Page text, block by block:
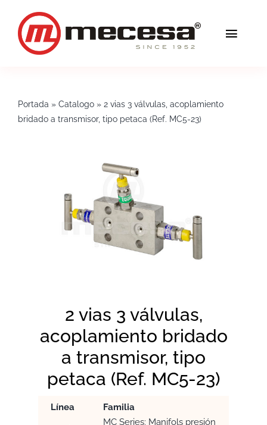
contenido
Calidad
Portada » Catalogo» 2 vias 3 válvulas, acoplamiento
bridado a transmisor, tipo petaca (Ref. MC5-23)
2 vias 3 válvulas,
acoplamiento bridado
a transmisor, tipo
petaca (Ref. MC5-23)
Línea Familia
MC Series: Manifols presión